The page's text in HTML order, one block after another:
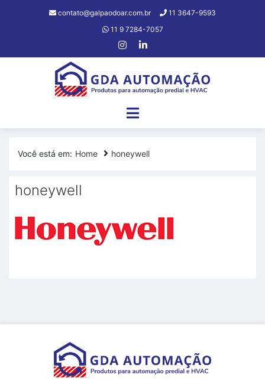
contato@galpaodoar.com.br
11 3647-9593
11 9 7284-7057
Você está em: Home honeywell
honeywell